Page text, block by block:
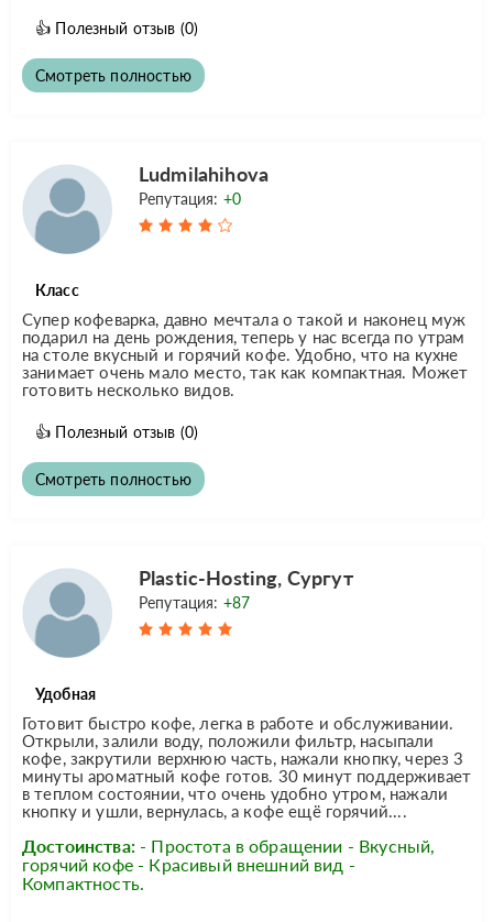
👍 Полезный отзыв (0)
Смотреть полностью
Ludmilahihova
Репутация: +0
Класс
Супер кофеварка, давно мечтала о такой и наконец муж
подарил на день рождения, теперь у нас всегда по утрам
на столе вкусный и горячий кофе. Удобно, что на кухне
занимает очень мало место, так как компактная. Может
готовить несколько видов.
👍 Полезный отзыв (0)
Смотреть полностью
Plastic-Hosting, Сургут
Репутация: +87
Удобная
Готовит быстро кофе, легка в работе и обслуживании.
Открыли, залили воду, положили фильтр, насыпали
кофе, закрутили верхнюю часть, нажали кнопку, через 3
минуты ароматный кофе готов. 30 минут поддерживает
в теплом состоянии, что очень удобно утром, нажали
кнопку и ушли, вернулась, а кофе ещё горячий....
Достоинства: - Простота в обращении - Вкусный,
горячий кофе - Красивый внешний вид -
Компактность.